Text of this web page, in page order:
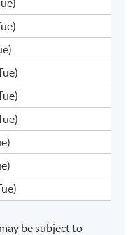
be subject to